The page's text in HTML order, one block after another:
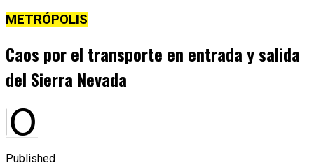
METRÓPOLIS
Caos por el transporte en entrada y salida
del Sierra Nevada
Published